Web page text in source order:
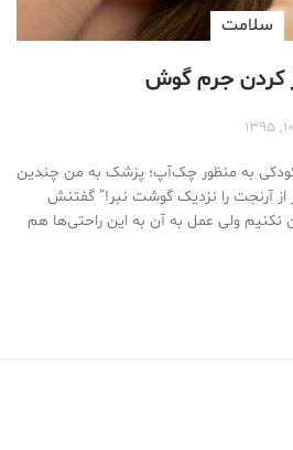
سلامت
کردن جرم گوش
کودکی به منظور چک‌آپ؛ پزشک به من چندین
از آرنجت را نزدیک گوشت نبر!” گفتنش
نکنیم ولی عمل به آن به این راحتی‌ها هم